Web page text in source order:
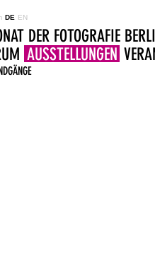
DE EN
DER FOTOGRAFIE
AUSSTELLUNGEN